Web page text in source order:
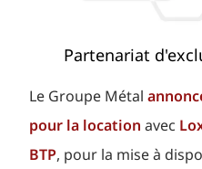
Partenariat
Le Groupe Métal
pour la location avec
BTP, pour la mise à